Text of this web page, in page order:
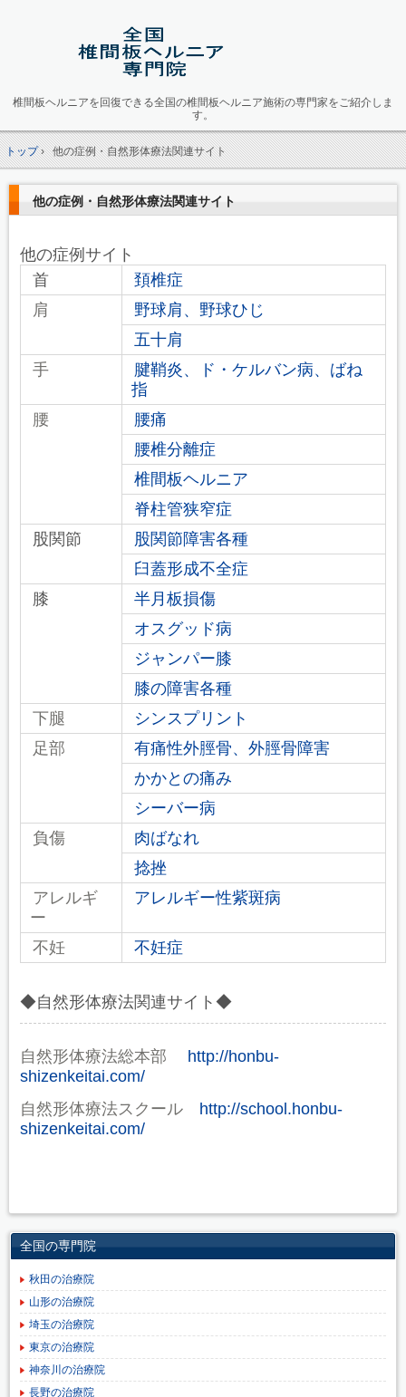
椎間板ヘルニアを回復できる全国の椎間板ヘルニア施術の専門家をご紹介しま
す。
トップ› 他の症例・自然形体療法関連サイト
他の症例・自然形体療法関連サイト
他の症例サイト
首
頚椎症
肩
野球肩、野球ひじ
五十肩
手
腱鞘炎、ド・ケルバン病、ばね
指
腰
腰痛
腰椎分離症
椎間板ヘルニア
脊柱管狭窄症
股関節
股関節障害各種
臼蓋形成不全症
膝
半月板損傷
オスグッド病
ジャンパー膝
膝の障害各種
下腿
シンスプリント
足部
有痛性外脛骨、外脛骨障害
かかとの痛み
シーバー病
負傷
肉ばなれ
捻挫
アレルギ
ー
アレルギー性紫斑病
不妊 不妊症
◆自然形体療法関連サイト◆
自然形体療法総本部 http://honbu-
shizenkeitai.com/
自然形体療法スクール http://school.honbu-
shizenkeitai.com/
全国の専門院
秋田の治療院
山形の治療院
埼玉の治療院
東京の治療院
神奈川の治療院
長野の治療院